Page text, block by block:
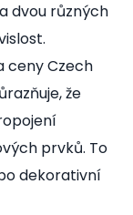
dvou různých
ceny Czech
že
prvků. To
dekorativní